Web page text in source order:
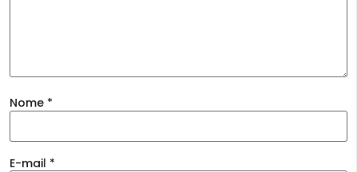
Nome *
E-mail *